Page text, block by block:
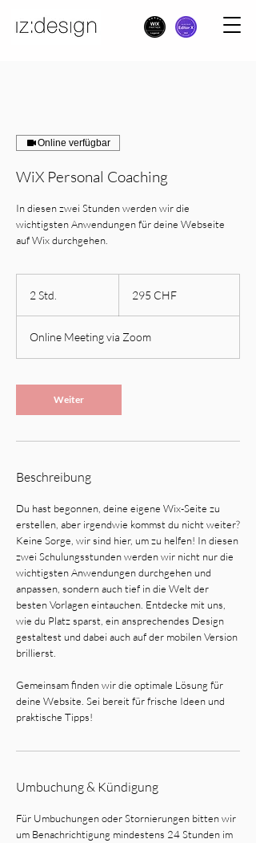
Online verfügbar
WiX Personal Coaching
In diesen zwei Stunden werden wir die
wichtigsten Anwendungen für deine Webseite
auf Wix durchgehen.
2 Std.
d
.
Franken
295 CHF
Online Meeting via Zoom
Weiter
Beschreibung
Du hast begonnen, deine eigene Wix-Seite zu
erstellen, aber irgendwie kommst du nicht weiter?
Keine Sorge, wir sind hier, um zu helfen! In diesen
zwei Schulungsstunden werden wir nicht nur die
wichtigsten Anwendungen durchgehen und
anpassen, sondern auch tief in die Welt der
besten Vorlagen eintauchen. Entdecke mit uns,
wie du Platz sparst, ein ansprechendes Design
gestaltest und dabei auch auf der mobilen Version
brillierst.
Gemeinsam finden wir die optimale Lösung für
deine Website. Sei bereit für frische Ideen und
praktische Tipps!
Umbuchung & Kündigung
Für Umbuchungen oder Stornierungen bitten wir
um Benachrichtigung mindestens 24 Stunden im